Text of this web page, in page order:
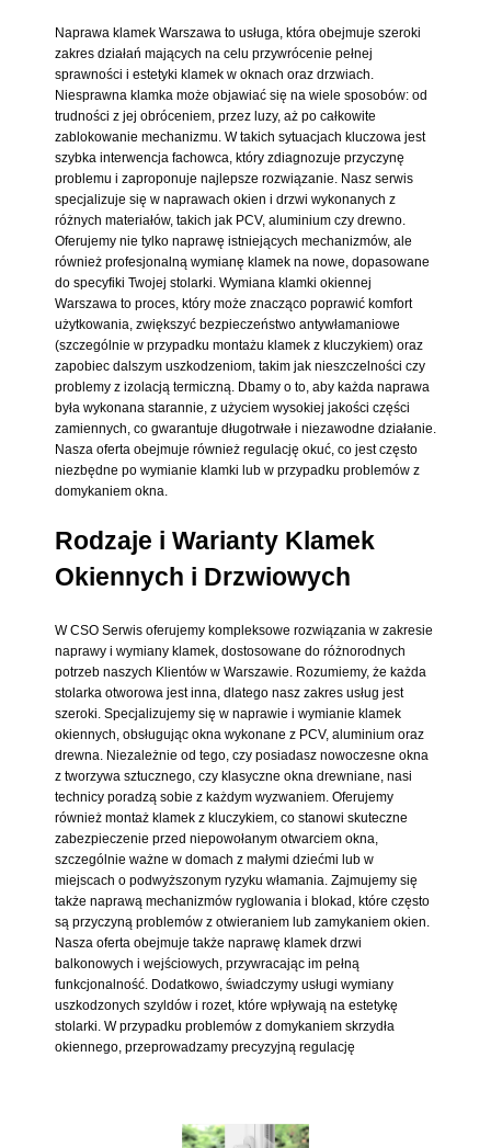
Naprawa klamek Warszawa to usługa, która obejmuje szeroki
zakres działań mających na celu przywrócenie pełnej
sprawności i estetyki klamek w oknach oraz drzwiach.
Niesprawna klamka może objawiać się na wiele sposobów: od
trudności z jej obróceniem, przez luzy, aż po całkowite
zablokowanie mechanizmu. W takich sytuacjach kluczowa jest
szybka interwencja fachowca, który zdiagnozuje przyczynę
problemu i zaproponuje najlepsze rozwiązanie. Nasz serwis
specjalizuje się w naprawach okien i drzwi wykonanych z
różnych materiałów, takich jak PCV, aluminium czy drewno.
Oferujemy nie tylko naprawę istniejących mechanizmów, ale
również profesjonalną wymianę klamek na nowe, dopasowane
do specyfiki Twojej stolarki. Wymiana klamki okiennej
Warszawa to proces, który może znacząco poprawić komfort
użytkowania, zwiększyć bezpieczeństwo antywłamaniowe
(szczególnie w przypadku montażu klamek z kluczykiem) oraz
zapobiec dalszym uszkodzeniom, takim jak nieszczelności czy
problemy z izolacją termiczną. Dbamy o to, aby każda naprawa
była wykonana starannie, z użyciem wysokiej jakości części
zamiennych, co gwarantuje długotrwałe i niezawodne działanie.
Nasza oferta obejmuje również regulację okuć, co jest często
niezbędne po wymianie klamki lub w przypadku problemów z
domykaniem okna.
Rodzaje i Warianty Klamek
Okiennych i Drzwiowych
W CSO Serwis oferujemy kompleksowe rozwiązania w zakresie
naprawy i wymiany klamek, dostosowane do różnorodnych
potrzeb naszych Klientów w Warszawie. Rozumiemy, że każda
stolarka otworowa jest inna, dlatego nasz zakres usług jest
szeroki. Specjalizujemy się w naprawie i wymianie klamek
okiennych, obsługując okna wykonane z PCV, aluminium oraz
drewna. Niezależnie od tego, czy posiadasz nowoczesne okna
z tworzywa sztucznego, czy klasyczne okna drewniane, nasi
technicy poradzą sobie z każdym wyzwaniem. Oferujemy
również montaż klamek z kluczykiem, co stanowi skuteczne
zabezpieczenie przed niepowołanym otwarciem okna,
szczególnie ważne w domach z małymi dziećmi lub w
miejscach o podwyższonym ryzyku włamania. Zajmujemy się
także naprawą mechanizmów ryglowania i blokad, które często
są przyczyną problemów z otwieraniem lub zamykaniem okien.
Nasza oferta obejmuje także naprawę klamek drzwi
balkonowych i wejściowych, przywracając im pełną
funkcjonalność. Dodatkowo, świadczymy usługi wymiany
uszkodzonych szyldów i rozet, które wpływają na estetykę
stolarki. W przypadku problemów z domykaniem skrzydła
okiennego, przeprowadzamy precyzyjną regulację